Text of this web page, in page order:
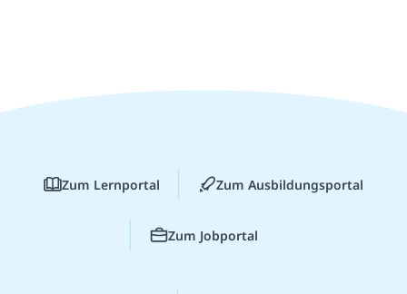
Zum Lernportal Zum Ausbildungsportal
Zum Jobportal